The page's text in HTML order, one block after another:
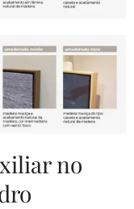
no